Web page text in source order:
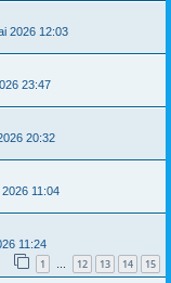
2026 12:03
23:47
20:32
11:04
11:24
1 … 12 13 14 15